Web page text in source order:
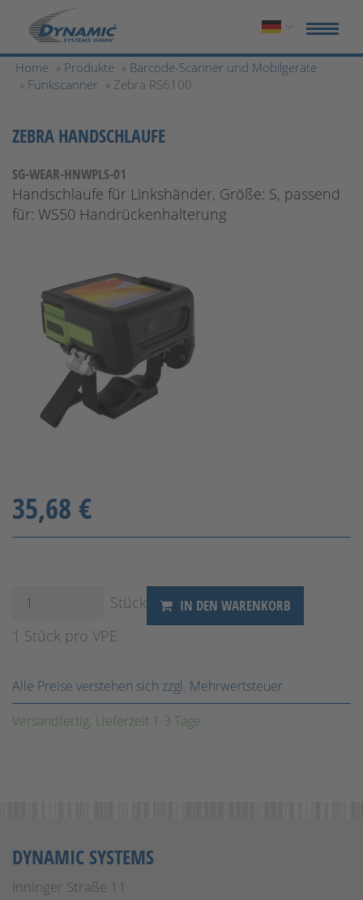
Home » Produkte » Barcode-Scanner und Mobilgeräte
» Funkscanner » Zebra RS6100
ZEBRA HANDSCHLAUFE
SG-WEAR-HNWPLS-01
Handschlaufe für Linkshänder, Größe: S, passend
für: WS50 Handrückenhalterung
35,68 €
Stück IN DEN WARENKORB
1 Stück pro VPE
Alle Preise verstehen sich zzgl. Mehrwertsteuer
Versandfertig. Lieferzeit 1-3 Tage
DYNAMIC SYSTEMS
Inninger Straße 11